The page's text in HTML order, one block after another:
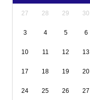
27 28 29 30
3 4 5 6
10 11 12 13
17 18 19 20
24 25 26 27